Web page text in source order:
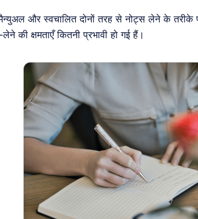
और स्वचालित दोनों तरह से नोट्स लेने के
की क्षमताएँ कितनी प्रभावी हो गई हैं।